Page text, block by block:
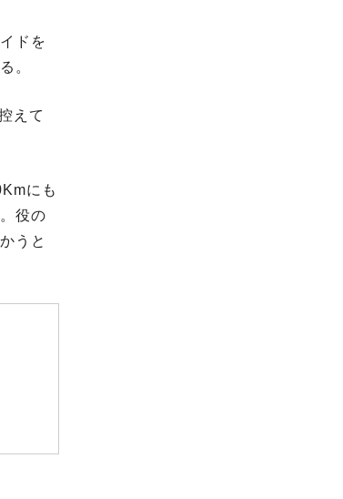
ドを
。
えて
にも
役の
うと